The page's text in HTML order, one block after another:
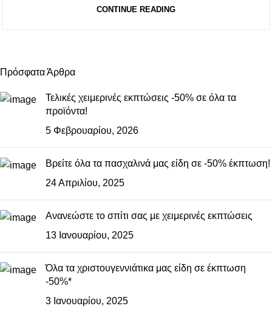
CONTINUE READING
Πρόσφατα Άρθρα
Τελικές χειμερινές εκπτώσεις -50% σε όλα τα
προϊόντα!
5 Φεβρουαρίου, 2026
Βρείτε όλα τα πασχαλινά μας είδη σε -50% έκπτωση!
24 Απριλίου, 2025
Ανανεώστε το σπίτι σας με χειμερινές εκπτώσεις
13 Ιανουαρίου, 2025
Όλα τα χριστουγεννιάτικα μας είδη σε έκπτωση
-50%*
3 Ιανουαρίου, 2025